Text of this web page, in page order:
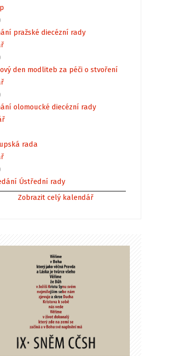
pražské diecézní rady
den modliteb za péči o stvoření
olomoucké diecézní rady
rada
Ústřední rady
Zobrazit celý kalendář